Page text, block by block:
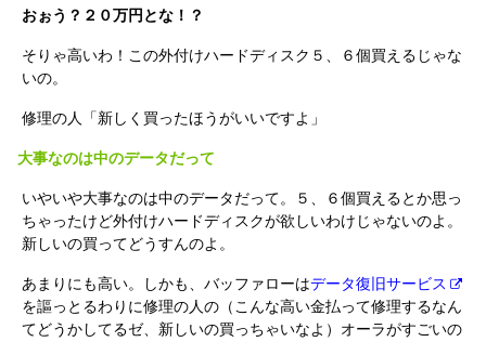
おぉう？２０万円とな！？
そりゃ高いわ！この外付けハードディスク５、６個買えるじゃな
いの。
修理の人「新しく買ったほうがいいですよ」
大事なのは中のデータだって
いやいや大事なのは中のデータだって。５、６個買えるとか思っ
ちゃったけど外付けハードディスクが欲しいわけじゃないのよ。
新しいの買ってどうすんのよ。
あまりにも高い。しかも、バッファローはデータ復旧サービス
を謳っとるわりに修理の人の（こんな高い金払って修理するなん
てどうかしてるゼ、新しいの買っちゃいなよ）オーラがすごいの